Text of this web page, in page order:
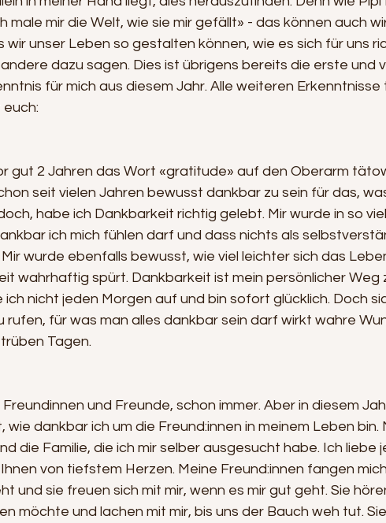
male mir die Welt, wie sie mir gefällt» - das können auch
wir unser Leben so gestalten können, wie es sich für uns
dazu sagen. Dies ist übrigens bereits die erste und
für mich aus diesem Jahr. Alle weiteren Erkenntnisse
gut 2 Jahren das Wort «gratitude» auf den Oberarm
seit vielen Jahren bewusst dankbar zu sein für das,
habe ich Dankbarkeit richtig gelebt. Mir wurde in so
ich mich fühlen darf und dass nichts als
wurde ebenfalls bewusst, wie viel leichter sich das
wahrhaftig spürt. Dankbarkeit ist mein persönlicher Weg
nicht jeden Morgen auf und bin sofort glücklich. Doch
rufen, für was man alles dankbar sein darf wirkt wahre
Tagen.
und Freunde, schon immer. Aber in diesem
wie dankbar ich um die Freund:innen in meinem Leben bin.
die Familie, die ich mir selber ausgesucht habe. Ich liebe
von tiefstem Herzen. Meine Freund:innen fangen
und sie freuen sich mit mir, wenn es mir gut geht. Sie
möchte und lachen mit mir, bis uns der Bauch weh tut.